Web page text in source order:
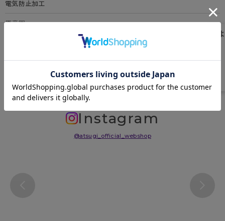
電気防止加工
原産国
洗濯表示について よくある質問(FAQ)
Instagram
@atsugi_official_webshop